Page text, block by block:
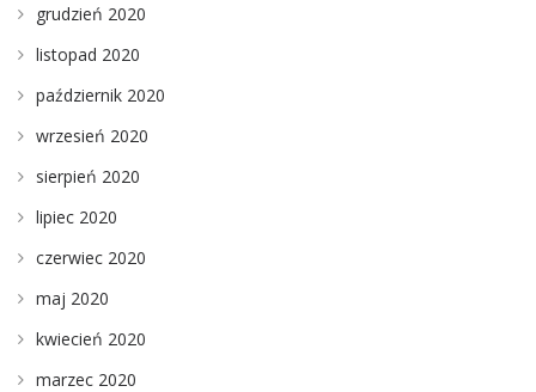
grudzień 2020
listopad 2020
październik 2020
wrzesień 2020
sierpień 2020
lipiec 2020
czerwiec 2020
maj 2020
kwiecień 2020
marzec 2020